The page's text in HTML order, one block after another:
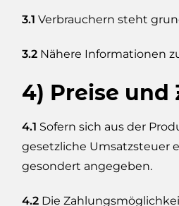
3.1 Verbrauchern steht
3.2 Nähere Informationen
4) Preise
4.1 Sofern sich aus der
gesetzliche Umsatzsteuer
gesondert angegeben.
4.2 Die